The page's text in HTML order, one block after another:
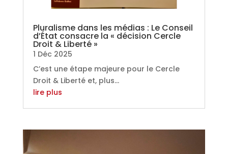
Pluralisme dans les médias : Le Conseil
d’État consacre la « décision Cercle
Droit & Liberté »
1 Déc 2025
C’est une étape majeure pour le Cercle
Droit & Liberté et, plus...
lire plus